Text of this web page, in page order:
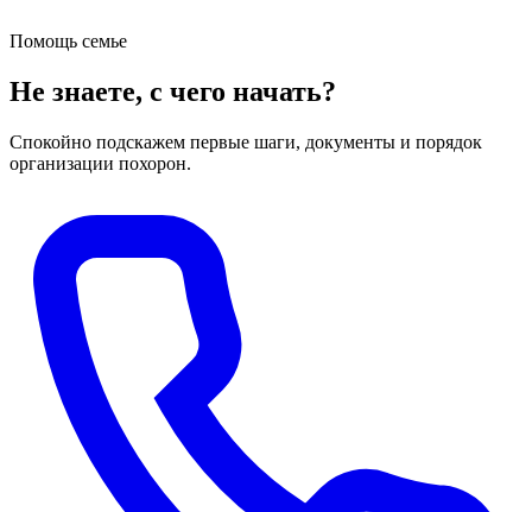
Помощь семье
Не знаете, с чего начать?
Спокойно подскажем первые шаги, документы и порядок
организации похорон.